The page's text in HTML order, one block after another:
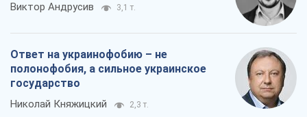
Виктор Андрусив 3,1 т.
Ответ на украинофобию – не
полонофобия, а сильное украинское
государство
Николай Княжицкий 2,3 т.